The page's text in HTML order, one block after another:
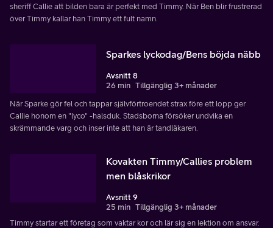
sheriff Callie att bilden bara är perfekt med Timmy. När Ben blir frustrerad
över Timmy kallar han Timmy ett fult namn.
Sparkes lyckodag/Bens böjda näbb
Avsnitt 8
26 min Tillgänglig 3+ månader
När Sparke gör fel och tappar självförtroendet strax före ett lopp ger
Callie honom en "lyco" -halsduk. Stadsborna försöker undvika en
skrämmande varg och inser inte att han är tandläkaren.
Kovakten Timmy/Callies problem
men blåskrikor
Avsnitt 9
25 min Tillgänglig 3+ månader
Timmy startar ett företag som vaktar kor och lär sig en lektion om ansvar.